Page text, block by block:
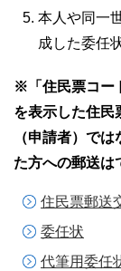
本人や同一
成した委任
※「住民票コー
を表示した住民
（申請者）で
た方への郵送は
住民票郵送
委任状
代筆用委任